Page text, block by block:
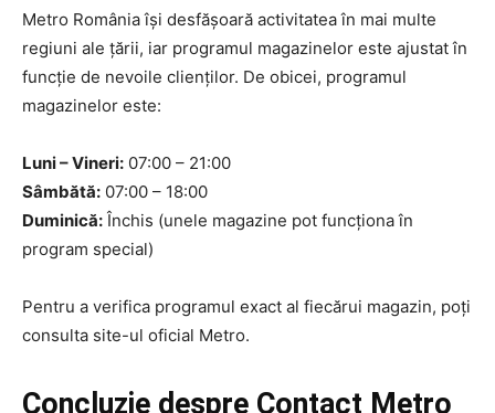
Metro România își desfășoară activitatea în mai multe
regiuni ale țării, iar programul magazinelor este ajustat în
funcție de nevoile clienților. De obicei, programul
magazinelor este:
Luni – Vineri: 07:00 – 21:00
Sâmbătă: 07:00 – 18:00
Duminică: Închis (unele magazine pot funcționa în
program special)
Pentru a verifica programul exact al fiecărui magazin, poți
consulta site-ul oficial Metro.
Concluzie despre Contact Metro